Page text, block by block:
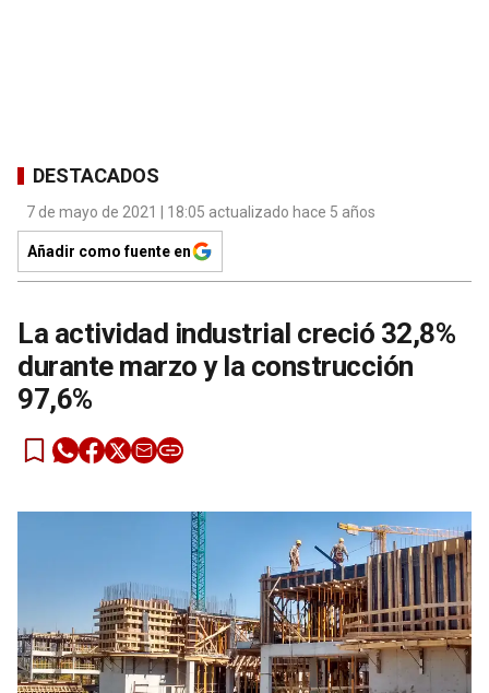
DESTACADOS
7 de mayo de 2021 | 18:05 actualizado hace 5 años
Añadir como fuente en
La actividad industrial creció 32,8%
durante marzo y la construcción
97,6%